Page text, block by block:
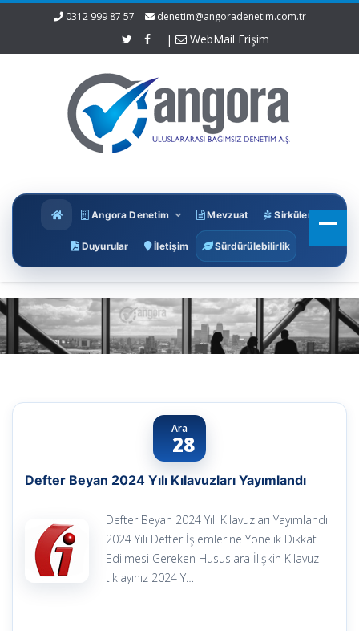
0312 999 87 57 denetim@angoradenetim.com.tr
| WebMail Erişim
Angora Denetim Mevzuat Sirküler
Duyurular İletişim Sürdürülebilirlik
Ara
28
Defter Beyan 2024 Yılı Kılavuzları Yayımlandı
Defter Beyan 2024 Yılı Kılavuzları Yayımlandı
2024 Yılı Defter İşlemlerine Yönelik Dikkat
Edilmesi Gereken Hususlara İlişkin Kılavuz
tıklayınız 2024 Y…